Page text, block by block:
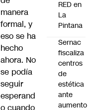
manera
formal, y
eso se ha
hecho
ahora. No
se podía
seguir
esperand
RED en
La
Pintana
Sernac
fiscaliza
centros
de
estética
ante
aumento